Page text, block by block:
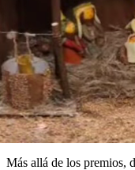
Más allá de los premios,